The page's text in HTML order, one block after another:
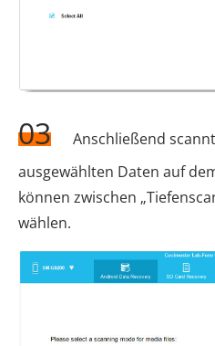
03
Anschließend
ausgewählten Daten auf
können zwischen
wählen.